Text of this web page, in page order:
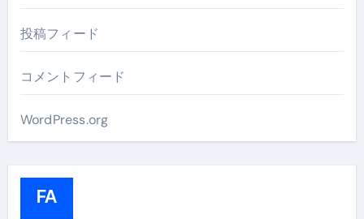
投稿フィード
コメントフィード
WordPress.org
FA